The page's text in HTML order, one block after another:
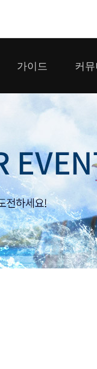
배틀그라
패스 오브
패스 오브
서비스
내정보
보안센터
가이드 커
플레이
클랜
모집